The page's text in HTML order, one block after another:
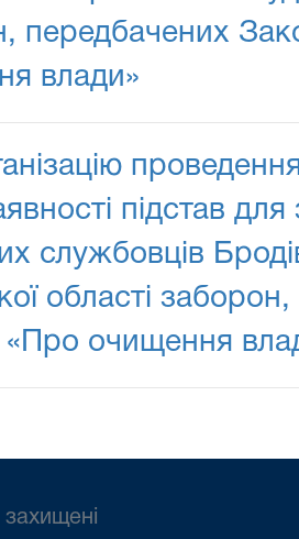
передбачених
влади»
підстав
службовців
області
«Про очищення